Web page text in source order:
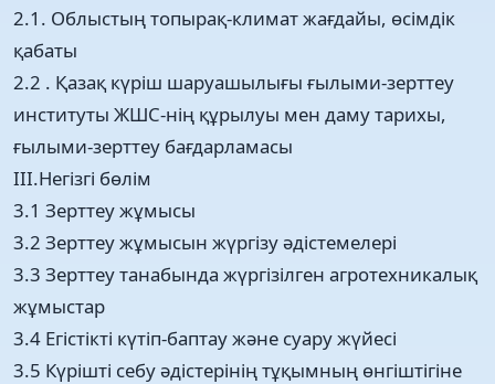
2.1. Облыстың топырақ-климат жағдайы, өсімдік
қабаты
2.2 . Қазақ күріш шаруашылығы ғылыми-зерттеу
институты ЖШС-нің құрылуы мен даму тарихы,
ғылыми-зерттеу бағдарламасы
III.Негізгі бөлім
3.1 Зерттеу жұмысы
3.2 Зерттеу жұмысын жүргізу әдістемелері
3.3 Зерттеу танабында жүргізілген агротехникалық
жұмыстар
3.4 Егістікті күтіп-баптау және суару жүйесі
3.5 Күрішті себу әдістерінің тұқымның өнгіштігіне